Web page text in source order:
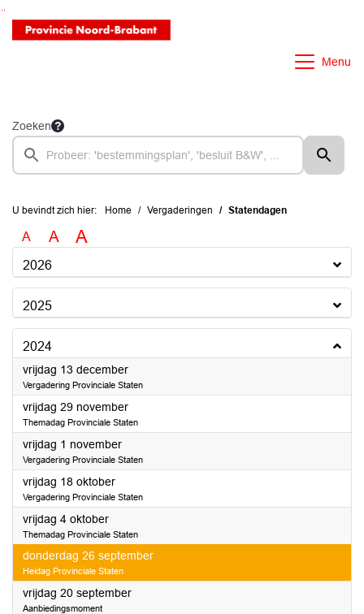
Ga naar de inhoud van deze pagina
Ga naar het zoeken
Ga naar het menu
Menu
Zoeken
U bevindt zich hier: Home Vergaderingen Statendagen
A A A
2026
2025
2024
vrijdag 13 december2024
Vergadering Provinciale Staten
vrijdag 29 november2024
Themadag Provinciale Staten
vrijdag 1 november2024
Vergadering Provinciale Staten
vrijdag 18 oktober2024
Vergadering Provinciale Staten
vrijdag 4 oktober2024
Themadag Provinciale Staten
donderdag 26 september2024
Heidag Provinciale Staten
vrijdag 20 september2024
Aanbiedingsmoment